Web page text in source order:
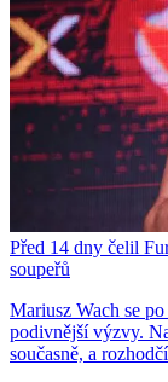
Před 14 dny čelil
soupeřů
Mariusz Wach se
podivnější výzvy.
současně, a